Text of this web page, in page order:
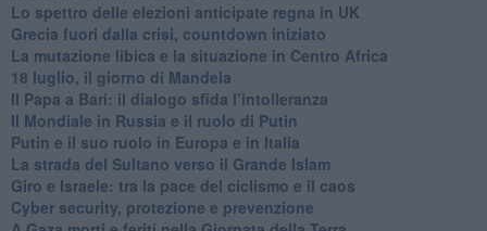
Lo spettro delle elezioni anticipate regna in UK
Grecia fuori dalla crisi, countdown iniziato
La mutazione libica e la situazione in Centro Africa
18 luglio, il giorno di Mandela
Il Papa a Bari: il dialogo sfida l’intolleranza
Il Mondiale in Russia e il ruolo di Putin
Putin e il suo ruolo in Europa e in Italia
La strada del Sultano verso il Grande Islam
Giro e Israele: tra la pace del ciclismo e il caos
Cyber security, protezione e prevenzione